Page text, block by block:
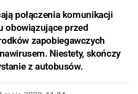
połączenia komunikacji
obowiązujące przed
zapobiegawczych
Niestety, skończy
z autobusów.